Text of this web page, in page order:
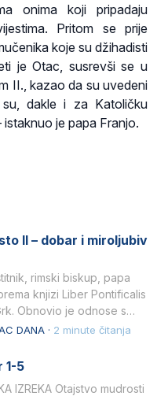
onima koji pripadaju
Pritom se prije
koje su džihadisti
je Otac, susrevši se u
II., kazao da su uvedeni
su, dakle i za Katoličku
je papa Franjo.
II – dobar i miroljubiv
rimski biskup, papa
knjizi Liber Pontificalis
Obnovio je odnose s
DANA · 2 minute čitanja
1-5
IZREKA Otajstvo mudrosti